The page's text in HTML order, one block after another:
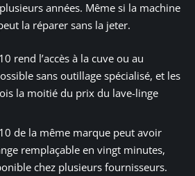
années. Même si la machine
la réparer sans la jeter.
rend l’accès à la cuve ou au
sans outillage spécialisé, et les
la moitié du prix du lave-linge
de la même marque peut avoir
remplaçable en vingt minutes,
chez plusieurs fournisseurs.